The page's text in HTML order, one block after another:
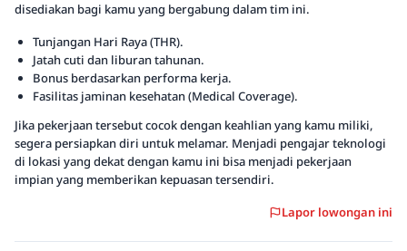
disediakan bagi kamu yang bergabung dalam tim ini.
Tunjangan Hari Raya (THR).
Jatah cuti dan liburan tahunan.
Bonus berdasarkan performa kerja.
Fasilitas jaminan kesehatan (Medical Coverage).
Jika pekerjaan tersebut cocok dengan keahlian yang kamu miliki,
segera persiapkan diri untuk melamar. Menjadi pengajar teknologi
di lokasi yang dekat dengan kamu ini bisa menjadi pekerjaan
impian yang memberikan kepuasan tersendiri.
Lapor lowongan ini